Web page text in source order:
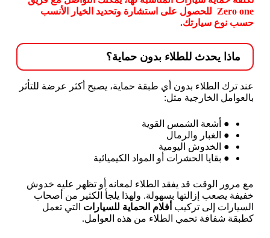
Zero one للحصول على استشارة وتحديد الخيار الأنسب
حسب نوع سيارتك.
ماذا يحدث للطلاء بدون حماية؟
عند ترك الطلاء بدون أي طبقة حماية، يصبح أكثر عرضة للتأثر
بالعوامل الخارجية مثل:
● أشعة الشمس القوية
● الغبار والرمال
● الخدوش اليومية
● بقايا الحشرات أو المواد الكيميائية
مع مرور الوقت قد يفقد الطلاء لمعانه أو تظهر عليه خدوش
خفيفة يصعب إزالتها بسهولة. ولهذا يلجأ الكثير من أصحاب
السيارات إلى تركيب أفلام الحماية للسيارات التي تعمل
كطبقة شفافة تحمي الطلاء من هذه العوامل.